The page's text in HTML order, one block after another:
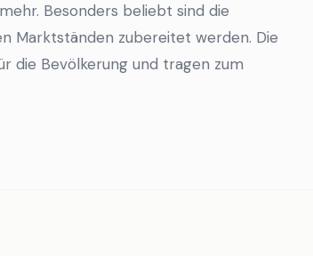
Besonders beliebt sind die
Marktständen zubereitet werden. Die
die Bevölkerung und tragen zum